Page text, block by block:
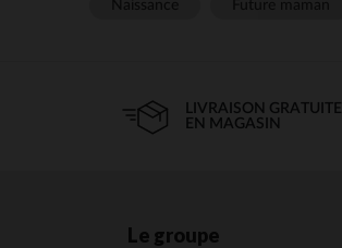
LIVRAISON GRATUITE
EN MAGASIN
Le groupe